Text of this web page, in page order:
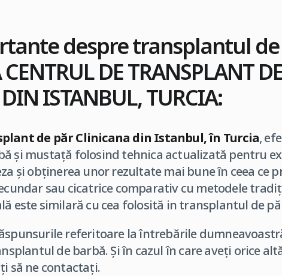
despre transplantul
CENTRUL DE TRANSPLANT
ISTANBUL, TURCIA:
de păr Clinicana din Istanbul, în Turcia,
și mustață folosind tehnica actualizată pentru
și obținerea unor rezultate mai bune în ceea ce
sau cicatrice comparativ cu metodele
este similară cu cea folosită in transplantul de
referitoare la întrebările
de barbă. Și în cazul în care aveți orice
să ne contactați.